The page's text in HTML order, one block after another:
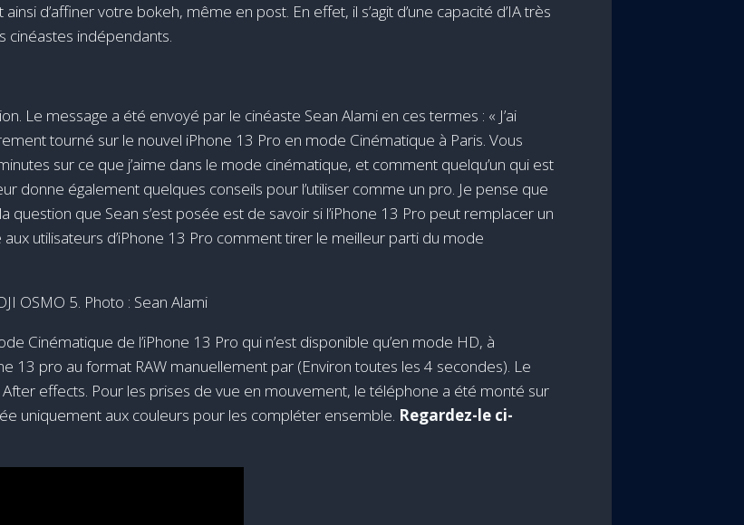
d’affiner votre bokeh, même en post. En effet, il s’agit d’une capacité d’IA très
cinéastes indépendants.
Le message a été envoyé par le cinéaste Sean Alami en ces termes : « J’ai
tourné sur le nouvel iPhone 13 Pro en mode Cinématique à Paris. Vous
sur ce que j’aime dans le mode cinématique, et comment quelqu’un qui est
donne également quelques conseils pour l’utiliser comme un pro. Je pense que
que Sean s’est posée est de savoir si l’iPhone 13 Pro peut remplacer un
utilisateurs d’iPhone 13 Pro comment tirer le meilleur parti du mode
Cinématique de l’iPhone 13 Pro qui n’est disponible qu’en mode HD, à
13 pro au format RAW manuellement par (Environ toutes les 4 secondes). Le
effects. Pour les prises de vue en mouvement, le téléphone a été monté sur
uniquement aux couleurs pour les compléter ensemble. Regardez-le ci-